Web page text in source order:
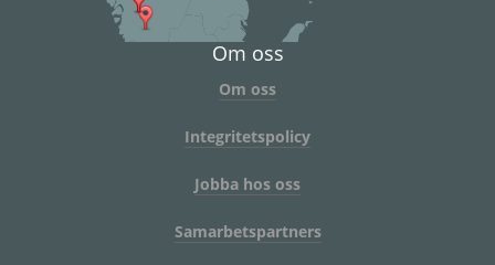
Om oss
Om oss
Integritetspolicy
Jobba hos oss
Samarbetspartners